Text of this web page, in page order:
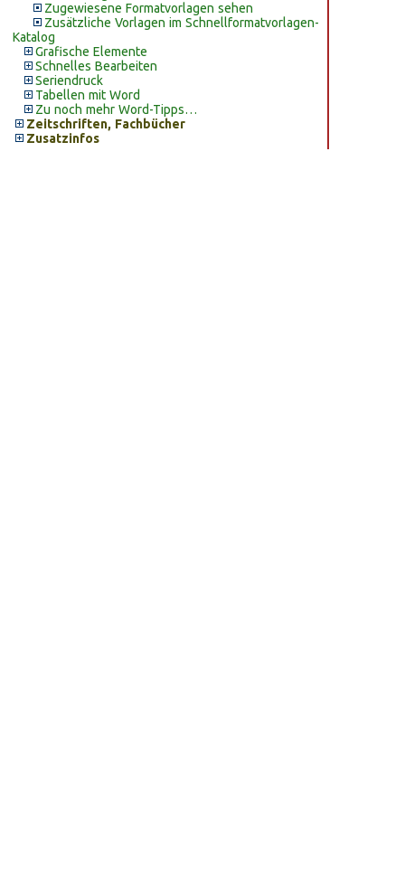
Zugewiesene Formatvorlagen sehen
Zusätzliche Vorlagen im Schnellformatvorlagen-
Katalog
Grafische Elemente
Schnelles Bearbeiten
Seriendruck
Tabellen mit Word
Zu noch mehr Word-Tipps…
Zeitschriften, Fachbücher
Zusatzinfos